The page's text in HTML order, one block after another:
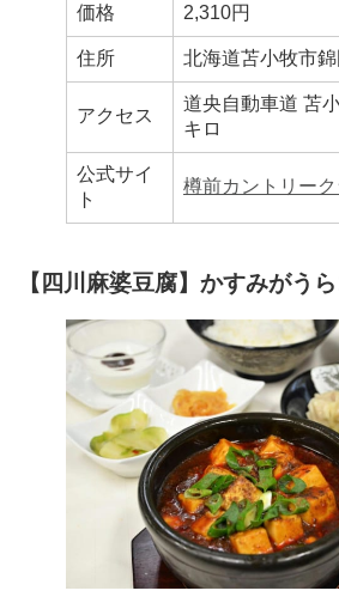
価格 2,310円
住所 北海道苫小牧市
アクセス
道央自動車道 苫
キロ
公式サイ
ト
樽前カントリー
【四川麻婆豆腐】かすみがう